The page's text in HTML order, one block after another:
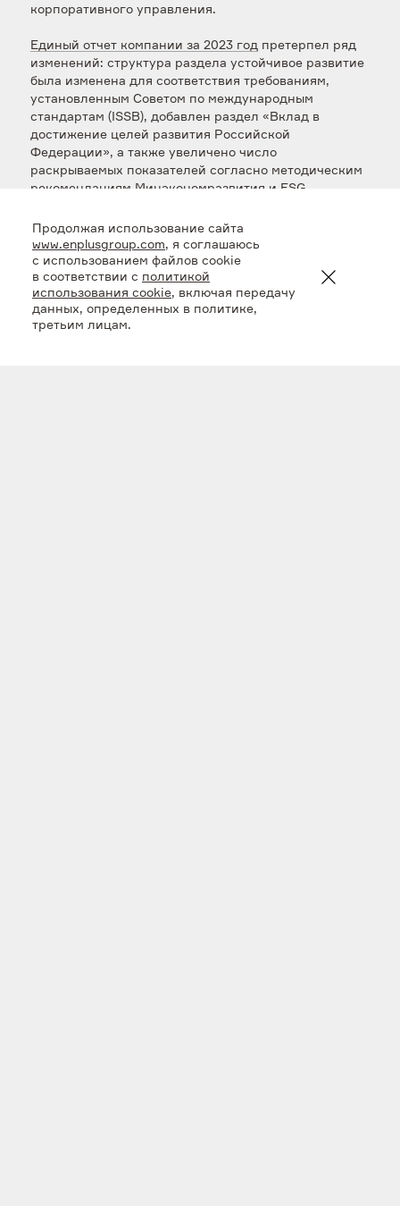
корпоративного управления.
Единый отчет компании за 2023 годпретерпел ряд
изменений: структура раздела устойчивое развитие
была изменена для соответствия требованиям,
установленным Советом по международным
стандартам (ISSB), добавлен раздел «Вклад в
достижение целей развития Российской
Федерации», а также увеличено число
раскрываемых показателей согласно методическим
рекомендациям Минэкономразвития и ESG
отчете Эн+ более подробно раскрыла информацию
об управлении устойчивым развитием, обучении
сотрудников, проведенных мероприятиях для
совершенствования качества продукции и услуг.
Участники экспертной комиссии дали высокую
оценку степени раскрытия информации в области
Продолжая использование сайта
www.enplusgroup.com, я соглашаюсь
с использованием файлов cookie
в соответствии с политикой
использования cookie, включая передачу
данных, определенных в политике,
третьим лицам.